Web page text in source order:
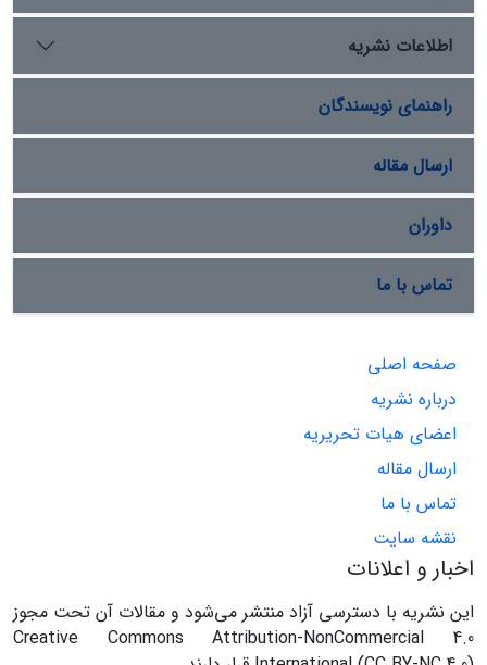
اطلاعات نشریه
راهنمای نویسندگان
ارسال مقاله
داوران
تماس با ما
صفحه اصلی
درباره نشریه
اعضای هیات تحریریه
ارسال مقاله
تماس با ما
نقشه سایت
اخبار و اعلانات
این نشریه با دسترسی آزاد منتشر می‌شود و مقالات آن تحت مجوز
Creative Commons Attribution-NonCommercial 4.0